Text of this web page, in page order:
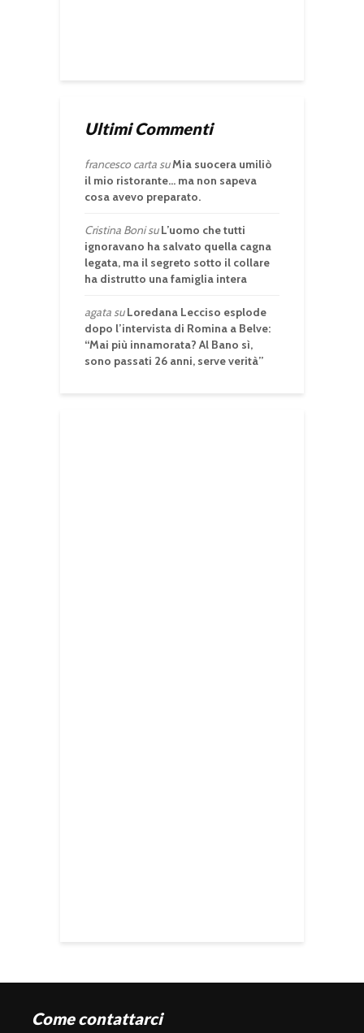
Ultimi Commenti
francesco cartasuMia suocera umiliò
il mio ristorante… ma non sapeva
cosa avevo preparato.
Cristina BonisuL’uomo che tutti
ignoravano ha salvato quella cagna
legata, ma il segreto sotto il collare
ha distrutto una famiglia intera
agatasuLoredana Lecciso esplode
dopo l’intervista di Romina a Belve:
“Mai più innamorata? Al Bano sì,
sono passati 26 anni, serve verità”
Come contattarci